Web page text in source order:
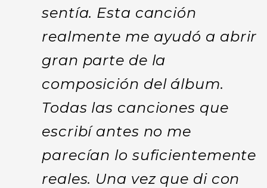
sentía. Esta canción
realmente me ayudó a abrir
gran parte de la
composición del álbum.
Todas las canciones que
escribí antes no me
parecían lo suficientemente
reales. Una vez que di con